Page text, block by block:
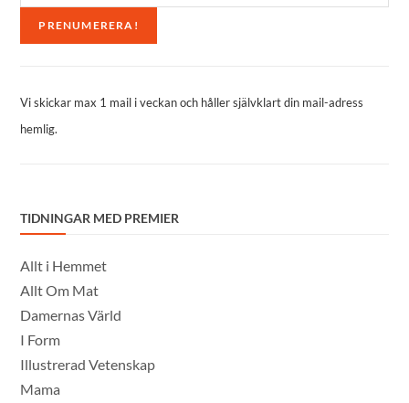
Vi skickar max 1 mail i veckan och håller självklart din mail-adress
hemlig.
TIDNINGAR MED PREMIER
Allt i Hemmet
Allt Om Mat
Damernas Värld
I Form
Illustrerad Vetenskap
Mama